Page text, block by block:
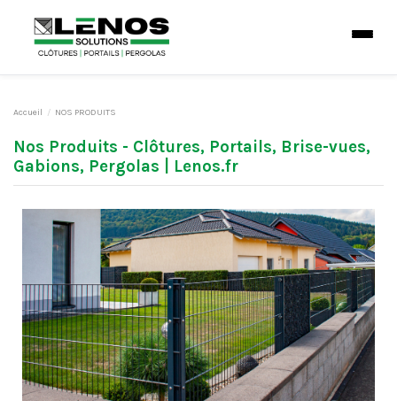
Accueil NOS PRODUITS
Nos Produits - Clôtures, Portails, Brise-vues,
Gabions, Pergolas | Lenos.fr